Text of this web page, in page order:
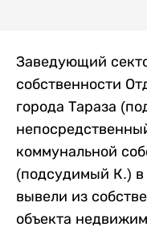
Заведующий
собственности
города Тараза
коммунальной
(подсудимый К.) в
вывели из
объекта